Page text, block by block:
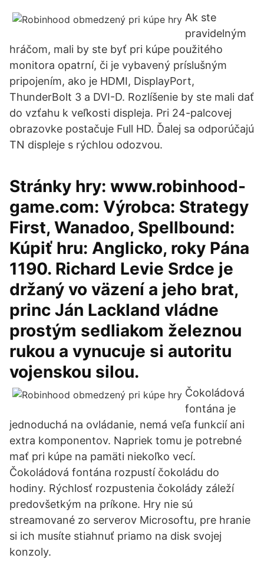
Ak ste
pravidelným
hráčom, mali by ste byť pri kúpe použitého
monitora opatrní, či je vybavený príslušným
pripojením, ako je HDMI, DisplayPort,
ThunderBolt 3 a DVI-D. Rozlíšenie by ste mali dať
do vzťahu k veľkosti displeja. Pri 24-palcovej
obrazovke postačuje Full HD. Ďalej sa odporúčajú
TN displeje s rýchlou odozvou.
Stránky hry: www.robinhood-
game.com: Výrobca: Strategy
First, Wanadoo, Spellbound:
Kúpiť hru: Anglicko, roky Pána
1190. Richard Levie Srdce je
držaný vo väzení a jeho brat,
princ Ján Lackland vládne
prostým sedliakom železnou
rukou a vynucuje si autoritu
vojenskou silou.
Čokoládová
fontána je
jednoduchá na ovládanie, nemá veľa funkcií ani
extra komponentov. Napriek tomu je potrebné
mať pri kúpe na pamäti niekoľko vecí.
Čokoládová fontána rozpustí čokoládu do
hodiny. Rýchlosť rozpustenia čokolády záleží
predovšetkým na príkone. Hry nie sú
streamované zo serverov Microsoftu, pre hranie
si ich musíte stiahnuť priamo na disk svojej
konzoly.